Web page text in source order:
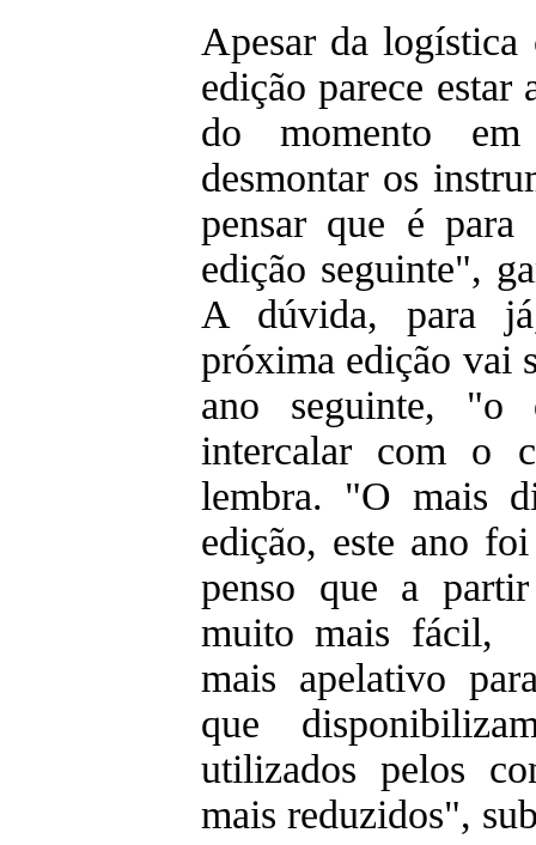
Apesar da logística
edição parece estar
do momento
desmontar os
pensar que é para
edição seguinte",
A dúvida, para
próxima edição vai
ano seguinte, "o
intercalar com o
lembra. "O mais
edição, este ano
penso que a
muito mais fácil,
mais apelativo
que
utilizados pelos
mais reduzidos",